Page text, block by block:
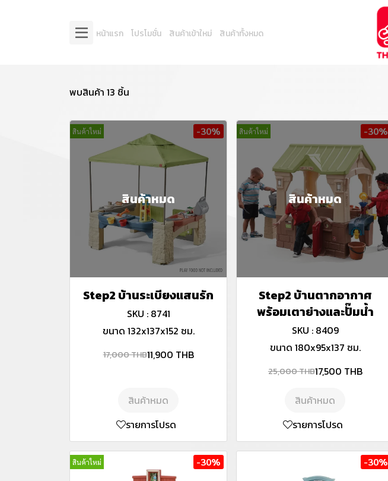
หน้าแรก โปรโมชั่น สินค้าเข้าใหม่ สินค้าทั้งหมด
พบสินค้า 13 ชิ้น
สินค้าใหม่ -30%
สินค้าหมด
Step2 บ้านระเบียงแสนรัก
SKU : 8741
ขนาด 132x137x152 ซม.
17,000 THB11,900 THB
สินค้าหมด
รายการโปรด
สินค้าใหม่ -30%
สินค้าหมด
Step2 บ้านตากอากาศ
พร้อมเตาย่างและปั๊มน้ำ
SKU : 8409
ขนาด 180x95x137 ซม.
25,000 THB17,500 THB
สินค้าหมด
รายการโปรด
สินค้าใหม่ -30% -30%